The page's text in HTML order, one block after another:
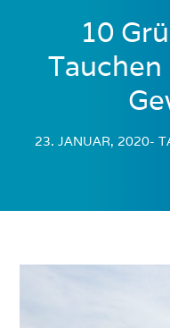
10
23. JANUAR, 2020-